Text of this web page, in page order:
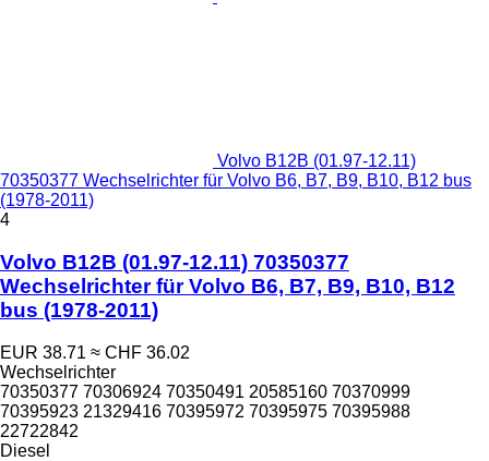
Volvo B12B (01.97-12.11)
70350377 Wechselrichter für Volvo B6, B7, B9, B10, B12 bus
(1978-2011)
4
Volvo B12B (01.97-12.11) 70350377
Wechselrichter für Volvo B6, B7, B9, B10, B12
bus (1978-2011)
EUR 38.71 ≈ CHF 36.02
Wechselrichter
70350377 70306924 70350491 20585160 70370999
70395923 21329416 70395972 70395975 70395988
22722842
Diesel